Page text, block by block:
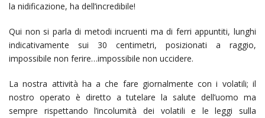
la nidificazione, ha dell’incredibile!
Qui non si parla di metodi incruenti ma di ferri appuntiti, lunghi
indicativamente sui 30 centimetri, posizionati a raggio,
impossibile non ferire…impossibile non uccidere.
La nostra attività ha a che fare giornalmente con i volatili; il
nostro operato è diretto a tutelare la salute dell’uomo ma
sempre rispettando l’incolumità dei volatili e le leggi sulla